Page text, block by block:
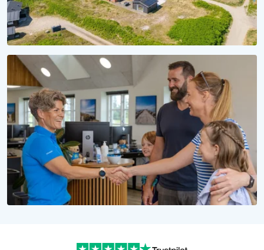
SÆSON 2028
Reservér dit sommerhus til 2028
Uforpligtende at reservere, uforglemmelig at opleve